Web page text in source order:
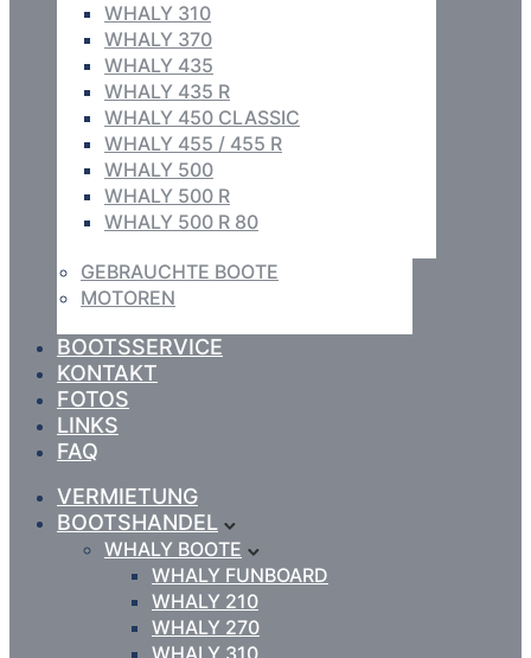
WHALY 310
WHALY 370
WHALY 435
WHALY 435 R
WHALY 450 CLASSIC
WHALY 455 / 455 R
WHALY 500
WHALY 500 R
WHALY 500 R 80
GEBRAUCHTE BOOTE
MOTOREN
BOOTSSERVICE
KONTAKT
FOTOS
LINKS
FAQ
VERMIETUNG
BOOTSHANDEL
WHALY BOOTE
WHALY FUNBOARD
WHALY 210
WHALY 270
WHALY 310